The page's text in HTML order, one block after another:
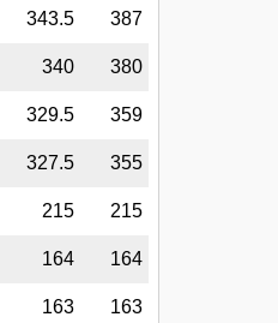
343.5 387
340 380
329.5 359
327.5 355
215 215
164 164
163 163